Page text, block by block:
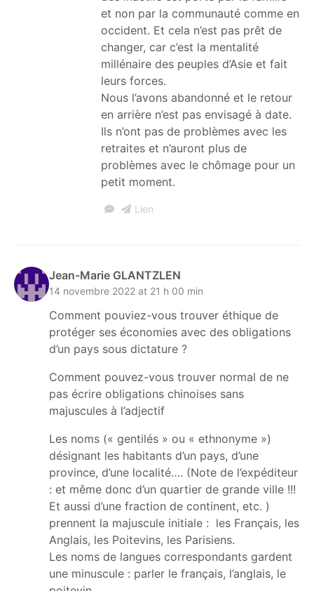
et non par la communauté comme en
occident. Et cela n’est pas prêt de
changer, car c’est la mentalité
millénaire des peuples d’Asie et fait
leurs forces.
Nous l’avons abandonné et le retour
en arrière n’est pas envisagé à date.
Ils n’ont pas de problèmes avec les
retraites et n’auront plus de
problèmes avec le chômage pour un
petit moment.
Lien
Jean-Marie GLANTZLEN
14 novembre 2022 at 21 h 00 min
Comment pouviez-vous trouver éthique de
protéger ses économies avec des obligations
d’un pays sous dictature ?
Comment pouvez-vous trouver normal de ne
pas écrire obligations chinoises sans
majuscules à l’adjectif
Les noms (« gentilés » ou « ethnonyme »)
désignant les habitants d’un pays, d’une
province, d’une localité…. (Note de l’expéditeur
: et même donc d’un quartier de grande ville !!!
Et aussi d’une fraction de continent, etc. )
prennent la majuscule initiale : les Français, les
Anglais, les Poitevins, les Parisiens.
Les noms de langues correspondants gardent
une minuscule : parler le français, l’anglais, le